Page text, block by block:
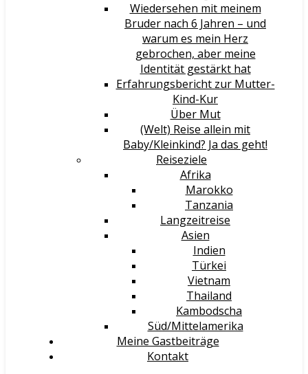
Wiedersehen mit meinem
Bruder nach 6 Jahren – und
warum es mein Herz
gebrochen, aber meine
Identität gestärkt hat
Erfahrungsbericht zur Mutter-
Kind-Kur
Über Mut
(Welt) Reise allein mit
Baby/Kleinkind? Ja das geht!
Reiseziele
Afrika
Marokko
Tanzania
Langzeitreise
Asien
Indien
Türkei
Vietnam
Thailand
Kambodscha
Süd/Mittelamerika
Meine Gastbeiträge
Kontakt